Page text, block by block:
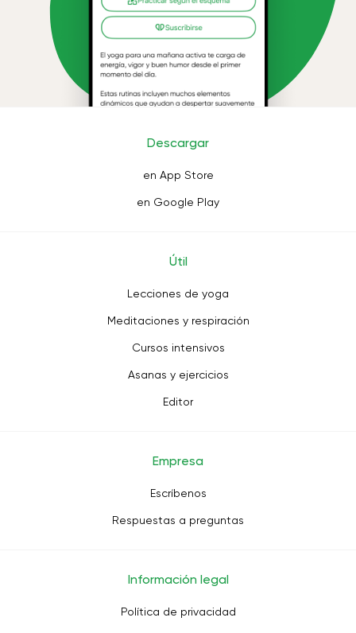
Descargar
en App Store
en Google Play
Útil
Lecciones de yoga
Meditaciones y respiración
Cursos intensivos
Asanas y ejercicios
Editor
Empresa
Escríbenos
Respuestas a preguntas
Información legal
Política de privacidad